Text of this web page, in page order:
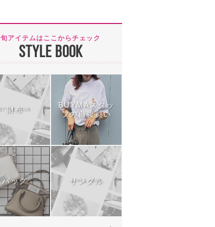
旬アイテムはここからチェック
STYLE BOOK
財布
BUYMAスタッ
フの自腹買い
バッグ サンダル